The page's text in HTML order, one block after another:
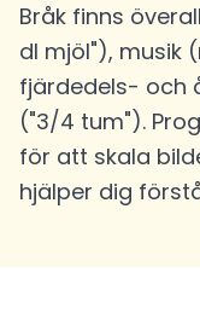
Bråk finns
dl mjöl"), musik
fjärdedels- och
("3/4 tum").
för att skala
hjälper dig